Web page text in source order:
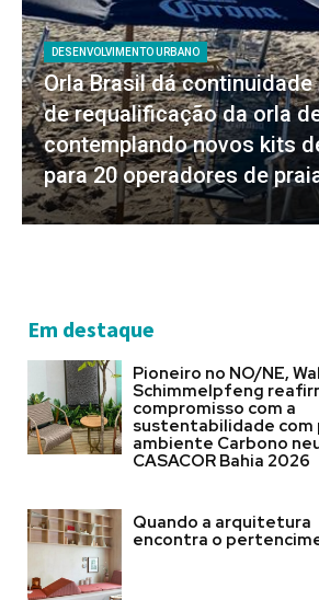
DESENVOLVIMENTO URBANO
Orla Brasil dá
de requalificação da orla
contemplando novos kits
para 20 operadores de
Em destaque
Pioneiro no NO/NE,
Schimmelpfeng
compromisso com a
sustentabilidade com
ambiente Carbono
CASACOR Bahia 2026
Quando a arquitetura
encontra o